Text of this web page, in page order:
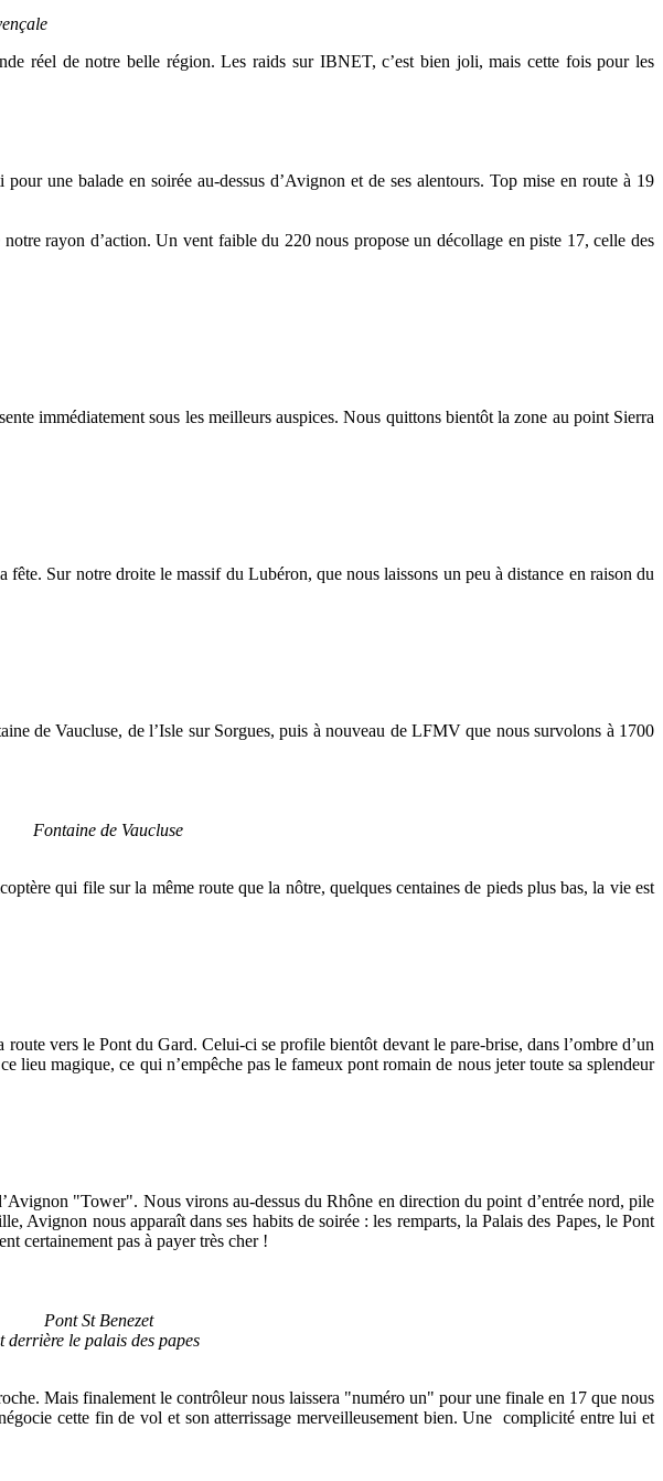
réel de notre belle région. Les raids sur IBNET, c’est bien joli, mais cette fois pour les
une balade en soirée au-dessus d’Avignon et de ses alentours. Top mise en route à 19
rayon d’action. Un vent faible du 220 nous propose un décollage en piste 17, celle des
immédiatement sous les meilleurs auspices. Nous quittons bientôt la zone au point Sierra
Sur notre droite le massif du Lubéron, que nous laissons un peu à distance en raison du
de Vaucluse, de l’Isle sur Sorgues, puis à nouveau de LFMV que nous survolons à 1700
Vaucluse
qui file sur la même route que la nôtre, quelques centaines de pieds plus bas, la vie est
vers le Pont du Gard. Celui-ci se profile bientôt devant le pare-brise, dans l’ombre d’un
lieu magique, ce qui n’empêche pas le fameux pont romain de nous jeter toute sa splendeur
"Tower". Nous virons au-dessus du Rhône en direction du point d’entrée nord, pile
Avignon nous apparaît dans ses habits de soirée : les remparts, la Palais des Papes, le Pont
certainement pas à payer très cher !
des papes
Mais finalement le contrôleur nous laissera "numéro un" pour une finale en 17 que nous
cette fin de vol et son atterrissage merveilleusement bien. Une complicité entre lui et